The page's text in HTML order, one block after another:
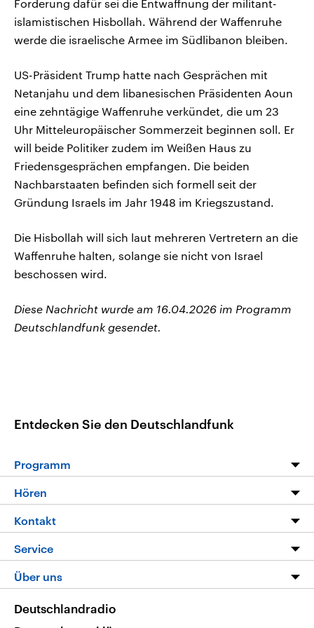
Forderung dafür sei die Entwaffnung der militant-
islamistischen Hisbollah. Während der Waffenruhe
werde die israelische Armee im Südlibanon bleiben.
US-Präsident Trump hatte nach Gesprächen mit
Netanjahu und dem libanesischen Präsidenten Aoun
eine zehntägige Waffenruhe verkündet, die um 23
Uhr Mitteleuropäischer Sommerzeit beginnen soll. Er
will beide Politiker zudem im Weißen Haus zu
Friedensgesprächen empfangen. Die beiden
Nachbarstaaten befinden sich formell seit der
Gründung Israels im Jahr 1948 im Kriegszustand.
Die Hisbollah will sich laut mehreren Vertretern an die
Waffenruhe halten, solange sie nicht von Israel
beschossen wird.
Diese Nachricht wurde am 16.04.2026 im Programm
Deutschlandfunk gesendet.
Entdecken Sie den Deutschlandfunk
Programm
Programm
Die Nachrichten
Nachrichtenleicht
Neue Beiträge auf dlf.de
Hören
Livestream
Podcasts
Deutschlandfunk App
Nachrichten App
Kontakt
Hörerservice
Service
FAQ
Veranstaltungen
Über uns
Deutschlandradio